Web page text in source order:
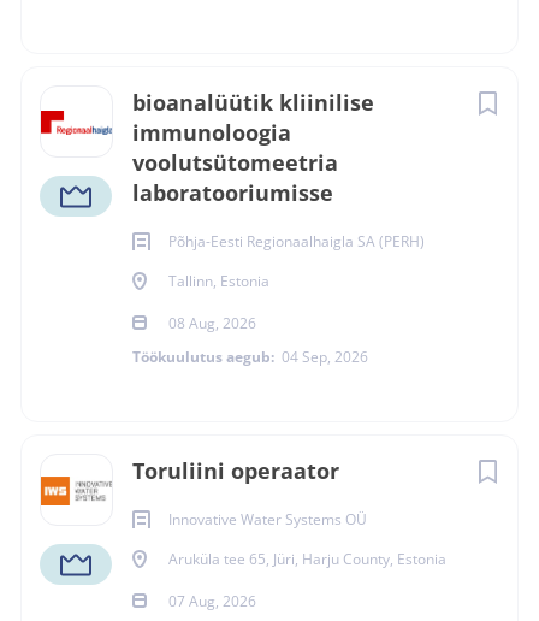
bioanalüütik kliinilise
immunoloogia
voolutsütomeetria
laboratooriumisse
Põhja-Eesti Regionaalhaigla SA (PERH)
Tallinn, Estonia
08 Aug, 2026
Töökuulutus aegub: 04 Sep, 2026
Toruliini operaator
Innovative Water Systems OÜ
Aruküla tee 65, Jüri, Harju County, Estonia
07 Aug, 2026